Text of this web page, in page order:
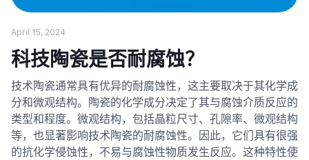
April 15, 2024
科技陶瓷是否耐腐蚀？
技术陶瓷通常具有优异的耐腐蚀性，这主要取决于其化学成
分和微观结构。陶瓷的化学成分决定了其与腐蚀介质反应的
类型和程度。微观结构，包括晶粒尺寸、孔隙率、微观结构
等，也显著影响技术陶瓷的耐腐蚀性。因此，它们具有很强
的抗化学侵蚀性，不易与腐蚀性物质发生反应。这种特性使